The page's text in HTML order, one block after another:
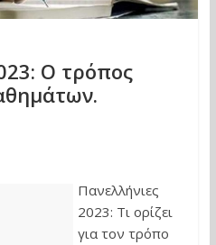
Ο τρόπος
Πανελλήνιες
2023: Τι ορίζει
για τον τρόπο